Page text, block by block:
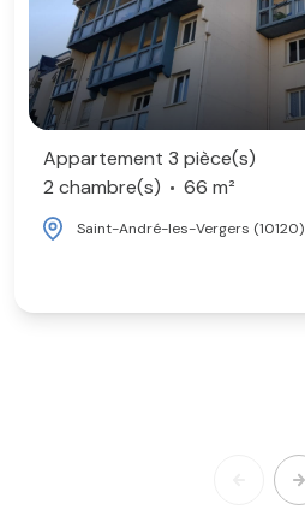
Appartement 3 pièce(s)
2 chambre(s)
66 m²
Saint-André-les-Vergers (10120)